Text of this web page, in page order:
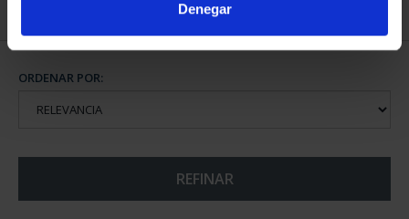
Denegar
ORDENAR POR:
REFINAR